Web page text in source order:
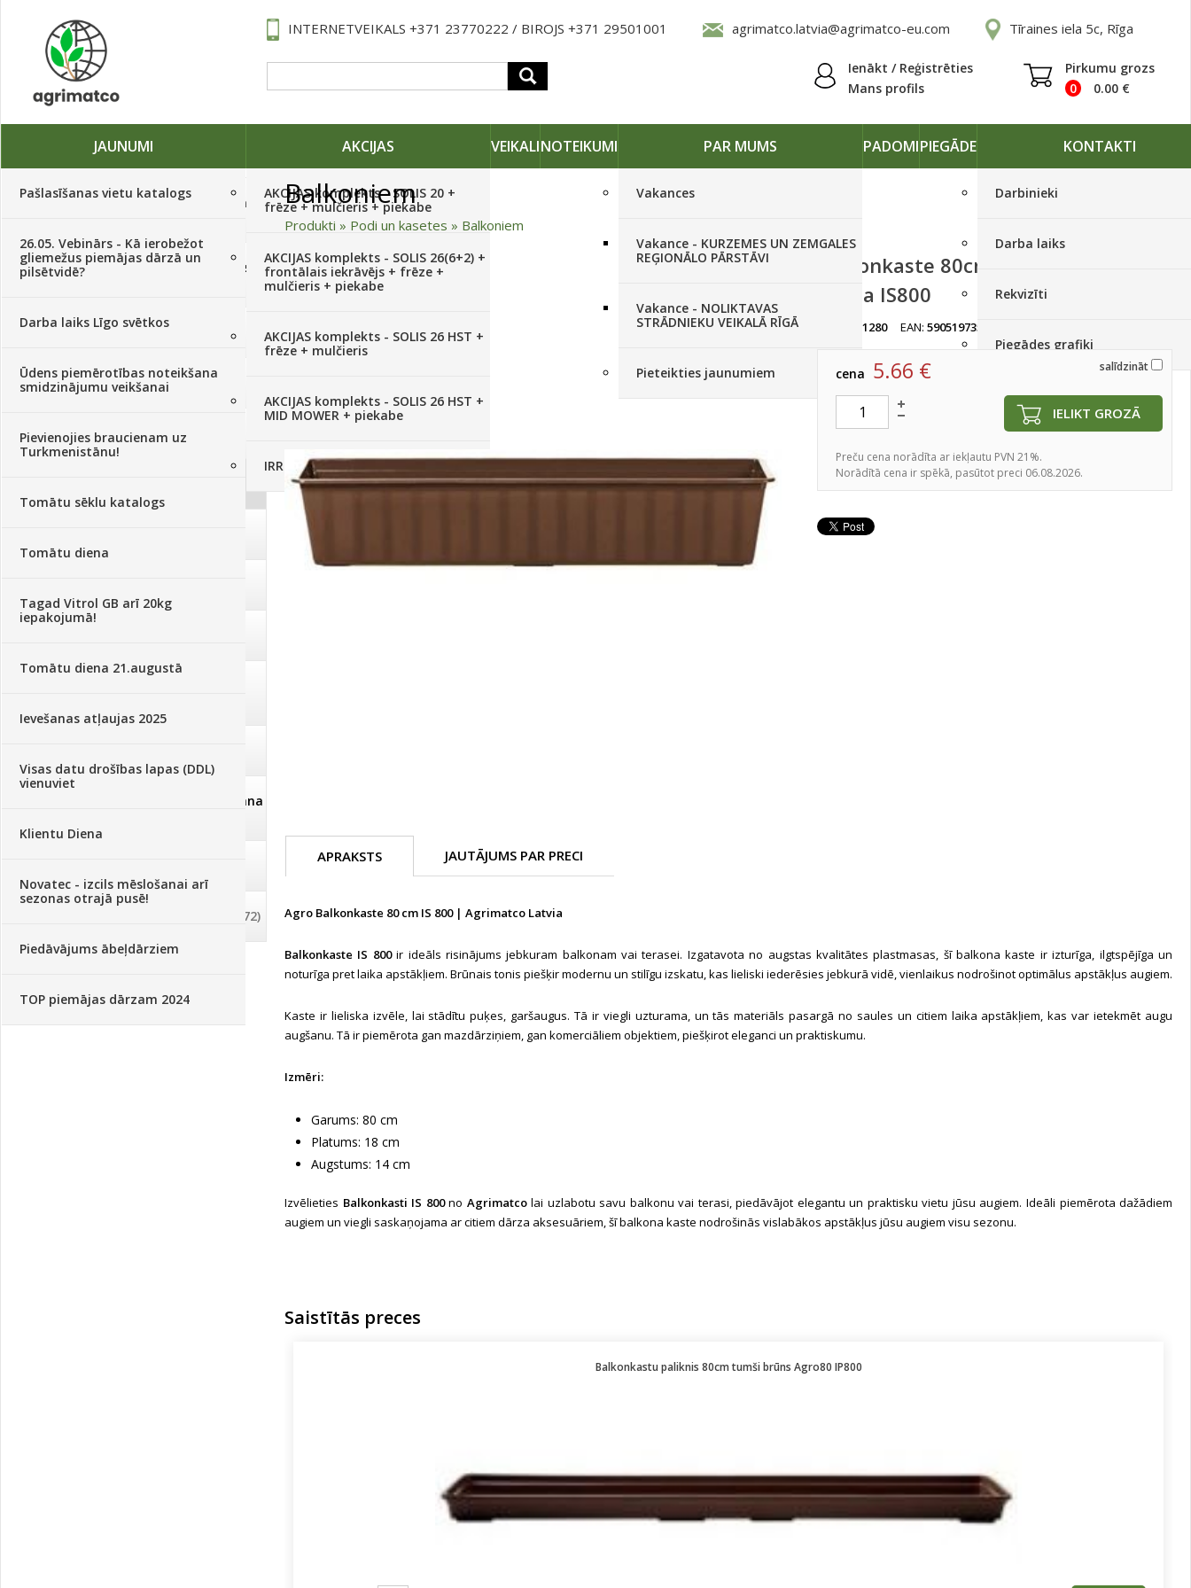
INTERNETVEIKALS +371 23770222 / BIROJS +371 29501001 agrimatco.latvia@agrimatco-eu.com Tīraines iela 5c, Rīga
Ienākt / Reģistrēties
Mans profils
Pirkumu grozs
0
0.00 €
JAUNUMI
Pašlasīšanas vietu katalogs
26.05. Vebinārs - Kā ierobežot
gliemežus piemājas dārzā un
pilsētvidē?
Darba laiks Līgo svētkos
Ūdens piemērotības noteikšana
smidzinājumu veikšanai
Pievienojies braucienam uz
Turkmenistānu!
Tomātu sēklu katalogs
Tomātu diena
Tagad Vitrol GB arī 20kg
iepakojumā!
Tomātu diena 21.augustā
Ievešanas atļaujas 2025
Visas datu drošības lapas (DDL)
vienuviet
Klientu Diena
Novatec - izcils mēslošanai arī
sezonas otrajā pusē!
Piedāvājums ābeļdārziem
TOP piemājas dārzam 2024
AKCIJAS
AKCIJAS komplekts - SOLIS 20 +
frēze + mulčieris + piekabe
AKCIJAS komplekts - SOLIS 26(6+2) +
frontālais iekrāvējs + frēze +
mulčieris + piekabe
AKCIJAS komplekts - SOLIS 26 HST +
frēze + mulčieris
AKCIJAS komplekts - SOLIS 26 HST +
MID MOWER + piekabe
IRRITEC Pilienlaistīšanas komplekti
VEIKALINOTEIKUMI PAR MUMS
Vakances
Vakance - KURZEMES UN ZEMGALES
REĢIONĀLO PĀRSTĀVI
Vakance - NOLIKTAVAS
STRĀDNIEKU VEIKALĀ RĪGĀ
Pieteikties jaunumiem
PADOMIPIEGĀDE KONTAKTI
Darbinieki
Darba laiks
Rekvizīti
Piegādes grafiki
Traktori, tehnika, rezerves daļas,
Sēklas, sīpoli, ķiploki, sīpolpuķes,
kartupeļi
Augu aizsardzība(366)
Mēslojumi(495)
Augsne, kūdra, mulča
Dezinfekcija, tīrīšana, mazgāšana
(72)
Balkoniem
Produkti » Podi un kasetes » Balkoniem
Balkonkaste 80cm AGRO tumši
brūna IS800
artikuls:1280 EAN:5905197355207
salīdzināt
cena 5.66 €
IELIKT GROZĀ
Preču cena norādīta ar iekļautu PVN 21%.
Norādītā cena ir spēkā, pasūtot preci 06.08.2026.
APRAKSTS JAUTĀJUMS PAR PRECI
Agro Balkonkaste 80 cm IS 800 | Agrimatco Latvia
Balkonkaste IS 800ir ideāls risinājums jebkuram balkonam vai terasei. Izgatavota no augstas kvalitātes plastmasas, šī balkona kaste ir izturīga, ilgtspējīga un
noturīga pret laika apstākļiem. Brūnais tonis piešķir modernu un stilīgu izskatu, kas lieliski iederēsies jebkurā vidē, vienlaikus nodrošinot optimālus apstākļus augiem.
Kaste ir lieliska izvēle, lai stādītu puķes, garšaugus. Tā ir viegli uzturama, un tās materiāls pasargā no saules un citiem laika apstākļiem, kas var ietekmēt augu
augšanu. Tā ir piemērota gan mazdārziņiem, gan komerciāliem objektiem, piešķirot eleganci un praktiskumu.
Izmēri:
Garums: 80 cm
Platums: 18 cm
Augstums: 14 cm
Izvēlieties Balkonkasti IS 800no Agrimatcolai uzlabotu savu balkonu vai terasi, piedāvājot elegantu un praktisku vietu jūsu augiem. Ideāli piemērota dažādiem
augiem un viegli saskaņojama ar citiem dārza aksesuāriem, šī balkona kaste nodrošinās vislabākos apstākļus jūsu augiem visu sezonu.
Saistītās preces
Balkonkastu paliknis 80cm tumši brūns Agro80 IP800